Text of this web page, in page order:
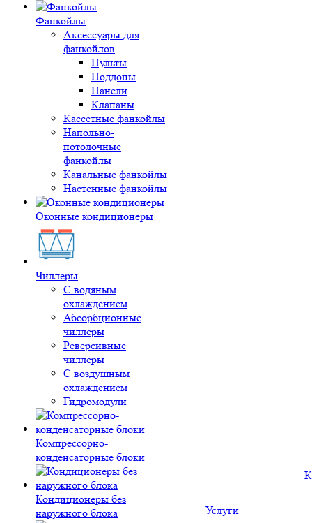
Фанкойлы
Аксессуары для
фанкойлов
Пульты
Поддоны
Панели
Клапаны
Кассетные фанкойлы
Напольно-
потолочные
фанкойлы
Канальные фанкойлы
Настенные фанкойлы
Оконные кондиционеры
Чиллеры
С водяным
охлаждением
Абсорбционные
чиллеры
Реверсивные
чиллеры
С воздушным
охлаждением
Гидромодули
Компрессорно-
конденсаторные блоки
Кондиционеры без
наружного блока
Услуги